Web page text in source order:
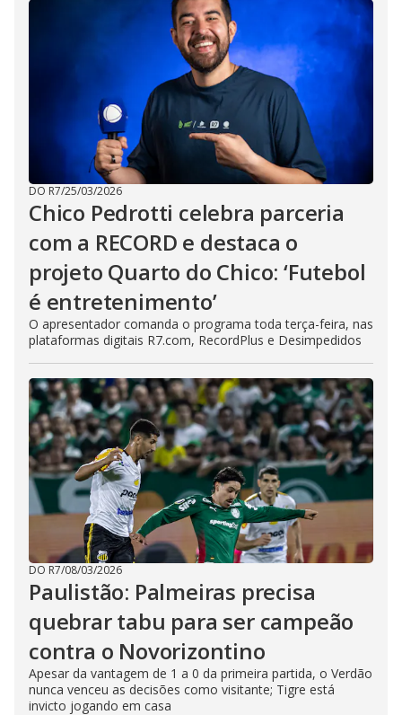
DO R7/25/03/2026
Chico Pedrotti celebra parceria
com a RECORD e destaca o
projeto Quarto do Chico: ‘Futebol
é entretenimento’
O apresentador comanda o programa toda terça-feira, nas
plataformas digitais R7.com, RecordPlus e Desimpedidos
DO R7/08/03/2026
Paulistão: Palmeiras precisa
quebrar tabu para ser campeão
contra o Novorizontino
Apesar da vantagem de 1 a 0 da primeira partida, o Verdão
nunca venceu as decisões como visitante; Tigre está
invicto jogando em casa